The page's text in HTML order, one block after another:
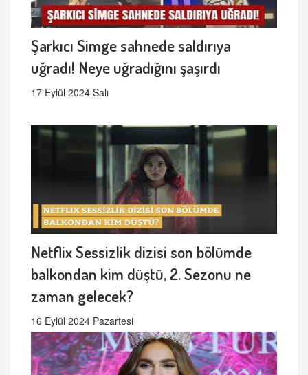
Şarkıcı Simge sahnede saldırıya
uğradı! Neye uğradığını şaşırdı
17 Eylül 2024 Salı
Netflix Sessizlik dizisi son bölümde
balkondan kim düştü, 2. Sezonu ne
zaman gelecek?
16 Eylül 2024 Pazartesi